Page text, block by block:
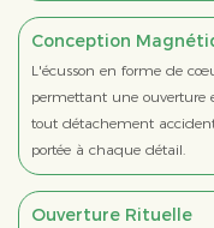
Conception
L'écusson en forme de
permettant une ouverture
tout détachement
portée à chaque détail.
Ouverture Rituelle